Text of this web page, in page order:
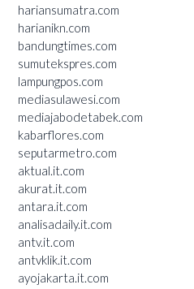
hariansumatra.com
harianikn.com
bandungtimes.com
sumutekspres.com
lampungpos.com
mediasulawesi.com
mediajabodetabek.com
kabarflores.com
seputarmetro.com
aktual.it.com
akurat.it.com
antara.it.com
analisadaily.it.com
antv.it.com
antvklik.it.com
ayojakarta.it.com